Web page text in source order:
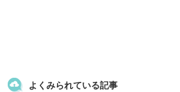
よくみられている記事